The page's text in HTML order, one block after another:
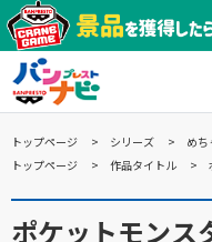
トップページ シリーズ
めち
トップページ
作品タイトル
ポケットモンス